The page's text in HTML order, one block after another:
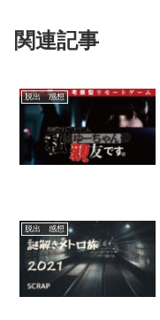
関連記事
脱出 感想
脱出 感想